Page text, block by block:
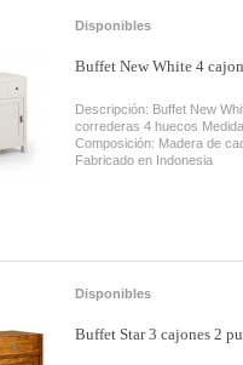
Disponibles
Buffet New White 4
Descripción: Buffet New
correderas 4 huecos
Composición: Madera de
Fabricado en Indonesia
Disponibles
Buffet Star 3 cajones 2